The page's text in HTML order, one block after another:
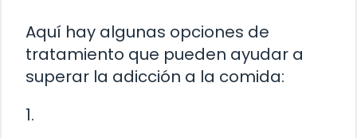
Aquí hay algunas opciones de
tratamiento que pueden ayudar a
superar la adicción a la comida:
1.